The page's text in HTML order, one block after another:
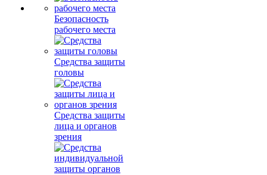
Безопасность
рабочего места
Средства защиты
головы
Средства защиты
лица и органов
зрения